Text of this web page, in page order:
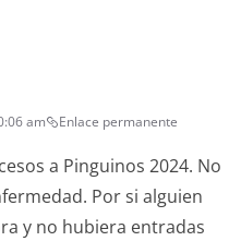
am Enlace permanente
a Pinguinos 2024. No
Por si alguien
y no hubiera entradas